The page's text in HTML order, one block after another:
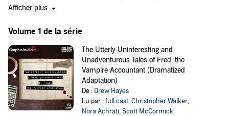
vampire, he did so as a boring one. Timid, socially awkward, and
inconvenient than fateful - Fred reconnects with an old friend at his
high school reunion. This rekindled relationship sets off a chain of
events thrusting him right into the chaos that is the parahuman
world, a world with chipper zombies, truck driver wereponies,
maniacal necromancers, ancient dragons, and now one undead
accountant trying his best to “survive”.
Afficher plus
Volume 1 de la série
The Utterly Uninteresting and
Unadventurous Tales of Fred, the
Vampire Accountant (Dramatized
Adaptation)
De : Drew Hayes
Lu par :full cast,Christopher Walker,
Nora Achrati,Scott McCormick,